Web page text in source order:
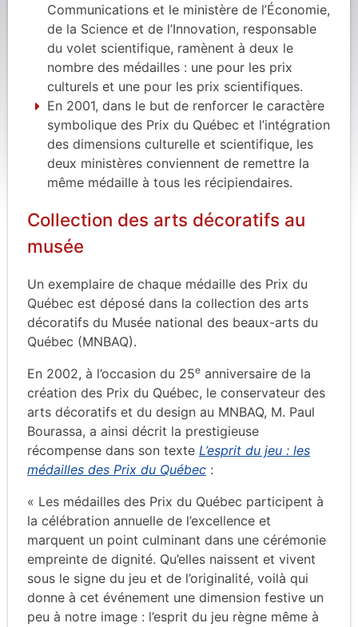
Communications et le ministère de l’Économie,
de la Science et de l’Innovation, responsable
du volet scientifique, ramènent à deux le
nombre des médailles : une pour les prix
culturels et une pour les prix scientifiques.
En 2001, dans le but de renforcer le caractère
symbolique des Prix du Québec et l’intégration
des dimensions culturelle et scientifique, les
deux ministères conviennent de remettre la
même médaille à tous les récipiendaires.
Collection des arts décoratifs au
musée
Un exemplaire de chaque médaille des Prix du
Québec est déposé dans la collection des arts
décoratifs du Musée national des beaux-arts du
Québec (MNBAQ).
En 2002, à l’occasion du 25e anniversaire de la
création des Prix du Québec, le conservateur des
arts décoratifs et du design au MNBAQ, M. Paul
Bourassa, a ainsi décrit la prestigieuse
récompense dans son texte L’esprit du jeu : les
médailles des Prix du Québec :
« Les médailles des Prix du Québec participent à
la célébration annuelle de l’excellence et
marquent un point culminant dans une cérémonie
empreinte de dignité. Qu’elles naissent et vivent
sous le signe du jeu et de l’originalité, voilà qui
donne à cet événement une dimension festive un
peu à notre image : l’esprit du jeu règne même à